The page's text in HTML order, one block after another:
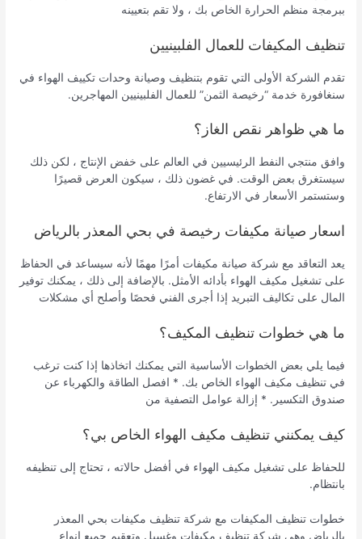
ببرمجة منظم الحرارة الخاص بك ، ولا تقم بتعيينه
تنظيف المكيفات للعمال الفلبينيين
تقدم الشركة الأولى التي تقوم بتنظيف وصيانة وحدات تكييف الهواء في
سنغافورة خدمة “رخيصة الثمن” للعمال الفلبينيين المهاجرين.
ما هي ظواهر نقص الغاز؟
وافق منتجي النفط الرئيسيين في العالم على خفض الإنتاج ، لكن ذلك
سيستغرق بعض الوقت. في غضون ذلك ، سيكون العرض قصيرًا
وستستمر الأسعار في الارتفاع.
اسعار صيانة مكيفات رخيصة في بحي المعذر بالرياض
يعد التعاقد مع شركة صيانة مكيفات أمرًا مهمًا لأنه سيساعد في الحفاظ
على تشغيل مكيف الهواء بأدائه الأمثل. بالإضافة إلى ذلك ، يمكنك توفير
المال على تكاليف التبريد إذا أجرى الفني فحصًا وأصلح أي مشكلات
ما هي خطوات تنظيف المكيف؟
فيما يلي بعض الخطوات الأساسية التي يمكنك اتخاذها إذا كنت ترغب
في تنظيف مكيف الهواء الخاص بك. * افصل الطاقة والكهرباء عن
صندوق التكسير. * إزالة عوامل التصفية من
كيف يمكنني تنظيف مكيف الهواء الخاص بي؟
للحفاظ على تشغيل مكيف الهواء في أفضل حالاته ، تحتاج إلى تنظيفه
بانتظام.
خطوات تنظيف المكيفات مع شركة تنظيف مكيفات بحي المعذر
بالرياض وهي شركة تنظيف مكيفات وغسيل وتعقيم جميع انواع